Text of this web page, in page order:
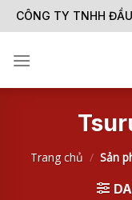
Skip
to
CÔNG TY TNHH
Trang chủ / Sản